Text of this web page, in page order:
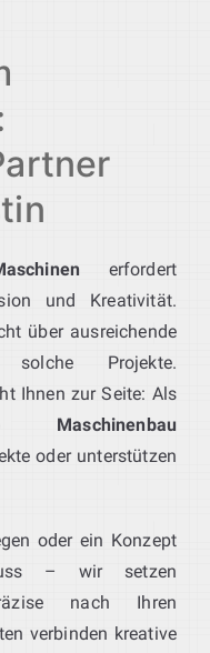
erfordert
und Kreativität.
über ausreichende
Projekte.
Ihnen zur Seite: Als
Maschinenbau
oder unterstützen
oder ein Konzept
– wir setzen
nach Ihren
verbinden kreative